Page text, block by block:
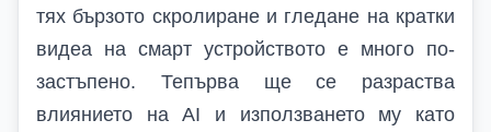
тях бързото скролиране и гледане на кратки
видеа на смарт устройството е много по-
застъпено. Тепърва ще се разраства
влиянието на AI и използването му като